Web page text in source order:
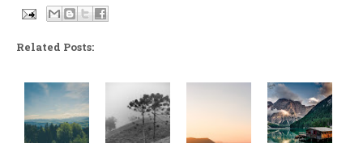
Related Posts: